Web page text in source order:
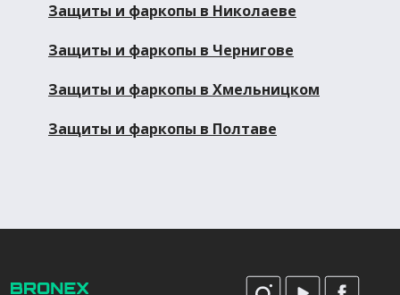
Защиты и фаркопы в Николаеве
Защиты и фаркопы в Чернигове
Защиты и фаркопы в Хмельницком
Защиты и фаркопы в Полтаве